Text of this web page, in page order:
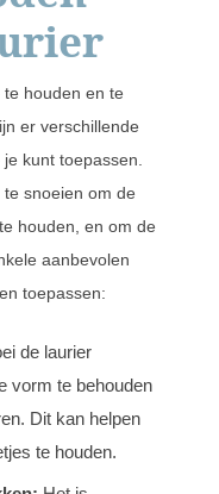
houden en te
er verschillende
kunt toepassen.
snoeien om de
houden, en om de
aanbevolen
toepassen:
de laurier
vorm te behouden
Dit kan helpen
te houden.